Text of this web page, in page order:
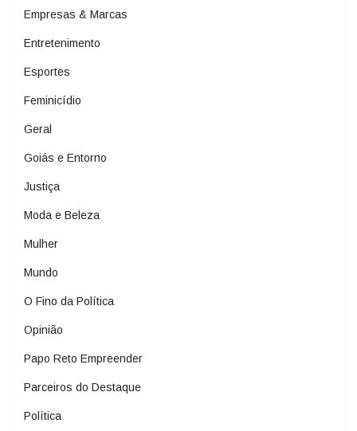
Empresas & Marcas
Entretenimento
Esportes
Feminicídio
Geral
Goiás e Entorno
Justiça
Moda e Beleza
Mulher
Mundo
O Fino da Política
Opinião
Papo Reto Empreender
Parceiros do Destaque
Política